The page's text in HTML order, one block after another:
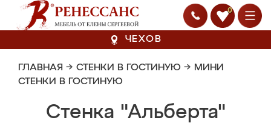
0
ЧЕХОВ
ГЛАВНАЯ → СТЕНКИ В ГОСТИНУЮ → МИНИ
СТЕНКИ В ГОСТИНУЮ
Стенка "Альберта"